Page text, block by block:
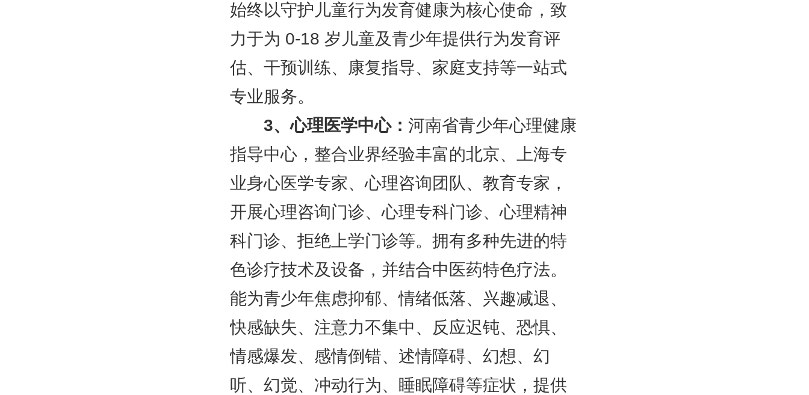
始终以守护儿童行为发育健康为核心使命，致
力于为 0-18 岁儿童及青少年提供行为发育评
估、干预训练、康复指导、家庭支持等一站式
专业服务。
3、心理医学中心： 河南省青少年心理健康
指导中心，整合业界经验丰富的北京、上海专
业身心医学专家、心理咨询团队、教育专家，
开展心理咨询门诊、心理专科门诊、心理精神
科门诊、拒绝上学门诊等。拥有多种先进的特
色诊疗技术及设备，并结合中医药特色疗法。
能为青少年焦虑抑郁、情绪低落、兴趣减退、
快感缺失、注意力不集中、反应迟钝、恐惧、
情感爆发、感情倒错、述情障碍、幻想、幻
听、幻觉、冲动行为、睡眠障碍等症状，提供